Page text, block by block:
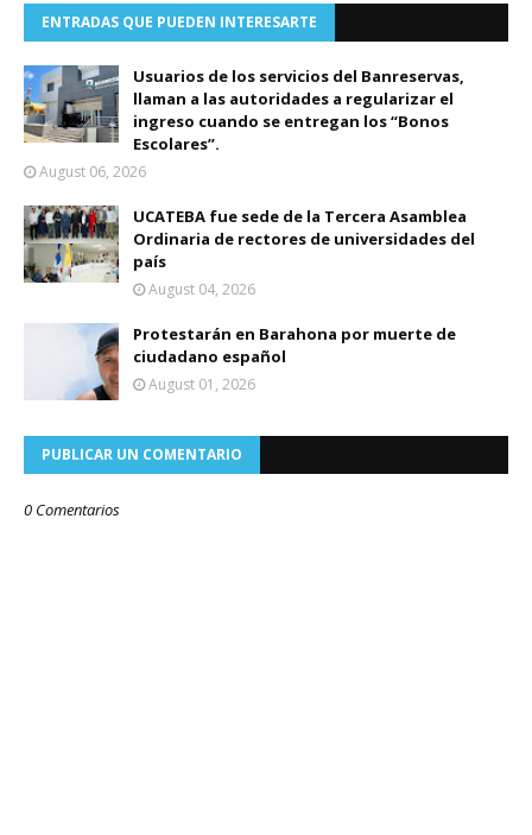
ENTRADAS QUE PUEDEN INTERESARTE
Usuarios de los servicios del Banreservas,
llaman a las autoridades a regularizar el
ingreso cuando se entregan los “Bonos
Escolares”.
August 06, 2026
UCATEBA fue sede de la Tercera Asamblea
Ordinaria de rectores de universidades del
país
August 04, 2026
Protestarán en Barahona por muerte de
ciudadano español
August 01, 2026
PUBLICAR UN COMENTARIO
0 Comentarios